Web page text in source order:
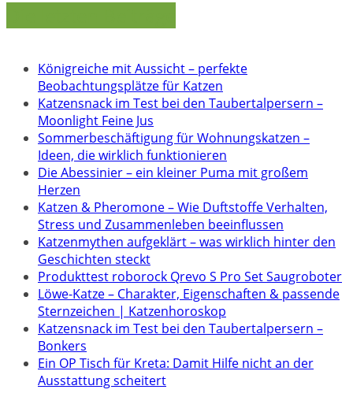
Königreiche mit Aussicht – perfekte
Beobachtungsplätze für Katzen
Katzensnack im Test bei den Taubertalpersern –
Moonlight Feine Jus
Sommerbeschäftigung für Wohnungskatzen –
Ideen, die wirklich funktionieren
Die Abessinier – ein kleiner Puma mit großem
Herzen
Katzen & Pheromone – Wie Duftstoffe Verhalten,
Stress und Zusammenleben beeinflussen
Katzenmythen aufgeklärt – was wirklich hinter den
Geschichten steckt
Produkttest roborock Qrevo S Pro Set Saugroboter
Löwe-Katze – Charakter, Eigenschaften & passende
Sternzeichen | Katzenhoroskop
Katzensnack im Test bei den Taubertalpersern –
Bonkers
Ein OP Tisch für Kreta: Damit Hilfe nicht an der
Ausstattung scheitert